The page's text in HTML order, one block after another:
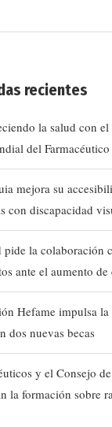
recientes
la salud con
del Farmacéutico
mejora su
con discapacidad
pide la colaboración
ante el aumento de
Hefame impulsa
dos nuevas becas
y el Consejo
la formación sobre